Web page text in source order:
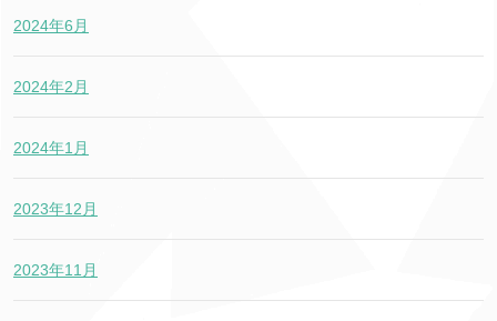
2024年6月
2024年2月
2024年1月
2023年12月
2023年11月